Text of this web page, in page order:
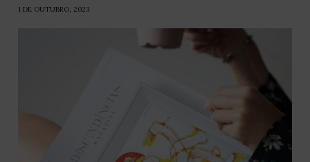
1 DE OUTUBRO, 2023